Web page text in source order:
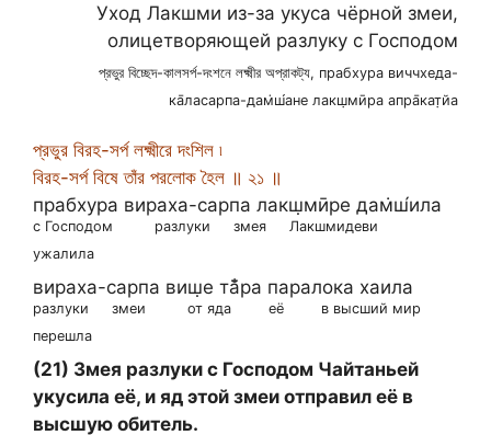
Уход Лакшми из-за укуса чёрной змеи,
олицетворяющей разлуку с Господом
প্রভুর বিচ্ছেদ-কালসর্প-দংশনে লক্ষ্মীর অপ্রাকট্য, прабхура виччхеда-
ка̄ласарпа-дам̇ш́ане лакш̣мӣра апра̄кат̣йа
প্রভুর বিরহ-সর্প লক্ষ্মীরে দংশিল ৷
বিরহ-সর্প বিষে তাঁর পরলোক হৈল ॥ ২১ ॥
прабхура вираха-сарпа лакш̣мӣре дам̇ш́ила
с Господом разлуки змея
Лакшмидеви
ужалила
вираха-сарпа виш̣е та̄̐ра паралока хаила
разлуки змеи от яда её
в высший мир
перешла
(21) Змея разлуки с Господом Чайтаньей
укусила её, и яд этой змеи отправил её в
высшую обитель.